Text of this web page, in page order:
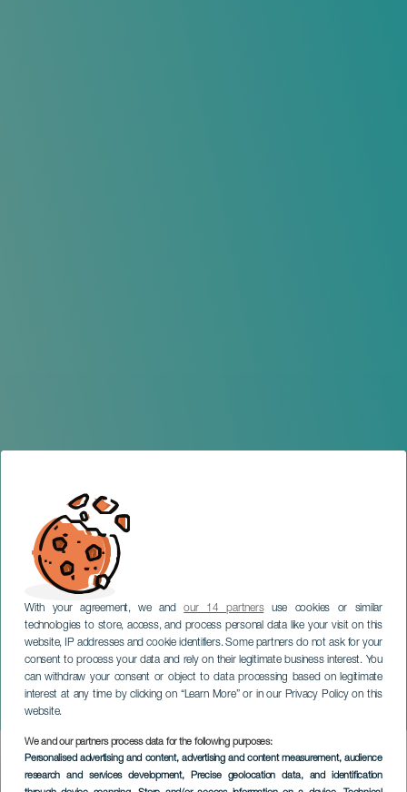
With your agreement, we andour 14 partnersuse cookies or similar
technologies to store, access, and process personal data like your visit on this
website, IP addresses and cookie identifiers. Some partners do not ask for your
consent to process your data and rely on their legitimate business interest. You
can withdraw your consent or object to data processing based on legitimate
interest at any time by clicking on “Learn More” or in our Privacy Policy on this
website.
We and our partners process data for the following purposes:
Personalised advertising and content, advertising and content measurement, audience
research and services development, Precise geolocation data, and identification
La Leyenda del Pequeño
Hombre
TENERIFE
Imagen
Listado